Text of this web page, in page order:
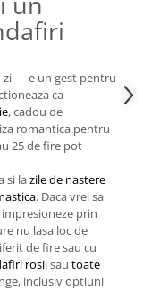
zi — e un gest pentru
ca
, cadou de
romantica pentru
25 de fire pot
si lazile de nastere
. Daca vrei sa
prin
nu lasa loc de
de fire sau cu
rosiisau toate
inclusiv optiuni